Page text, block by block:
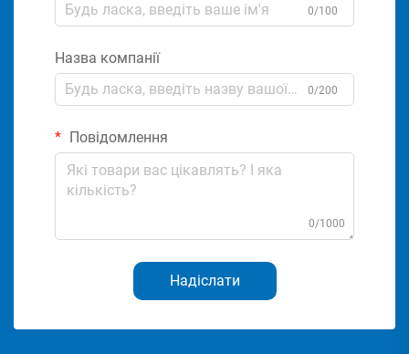
0/100
Назва компанії
0/200
Повідомлення
0/1000
Надіслати